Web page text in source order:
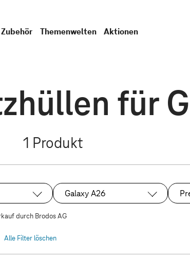
Zubehör Themenwelten Aktionen
für
1 Produkt
Ausgewählt:
Galaxy A26
durch Brodos AG
Alle Filter löschen